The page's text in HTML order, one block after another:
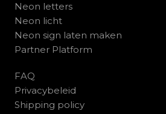
Neon letters
Neon licht
Neon sign laten maken
Partner Platform
FAQ
Privacybeleid
Shipping policy